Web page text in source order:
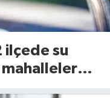
ilçede su